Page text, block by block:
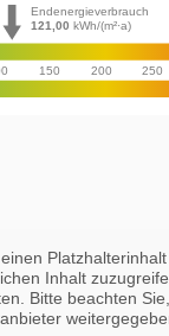
150 200 250
Endenergieverbrauch
121,00 kWh/(m²·a)
Inhalt
Bitte beachten